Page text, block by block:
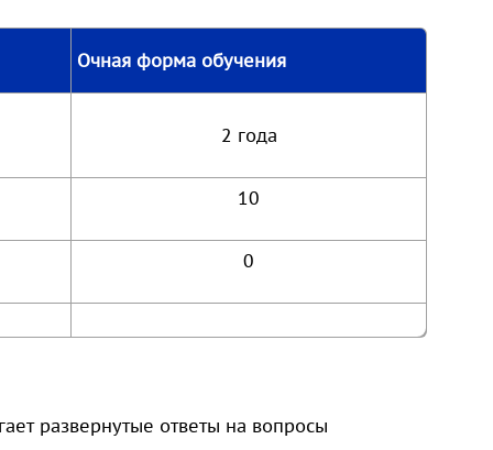
Очная форма обучения
2 года
10
0
развернутые ответы на вопросы